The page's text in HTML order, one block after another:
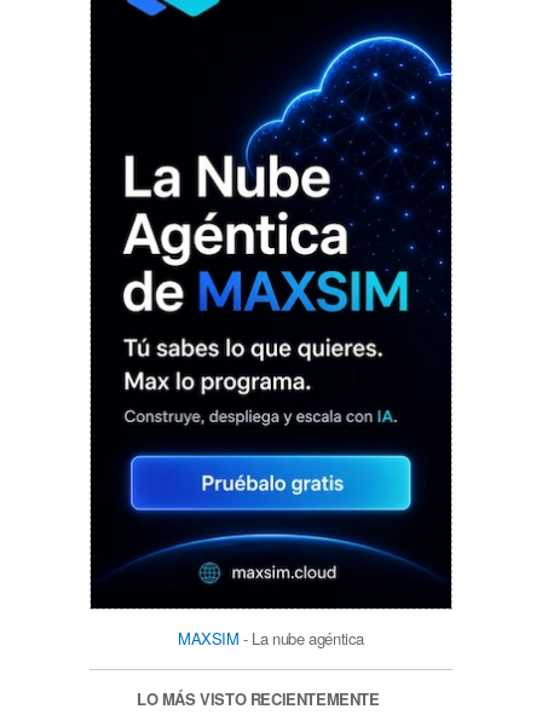
MAXSIM - La nube agéntica
LO MÁS VISTO RECIENTEMENTE